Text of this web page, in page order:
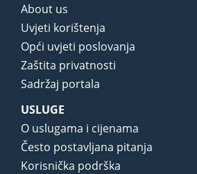
About us
Uvjeti korištenja
Opći uvjeti poslovanja
Zaštita privatnosti
Sadržaj portala
USLUGE
O uslugama i cijenama
Često postavljana pitanja
Korisnička podrška